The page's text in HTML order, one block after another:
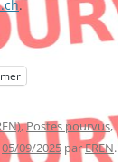
.
,Postes pourvus,
05/09/2025 parEREN.